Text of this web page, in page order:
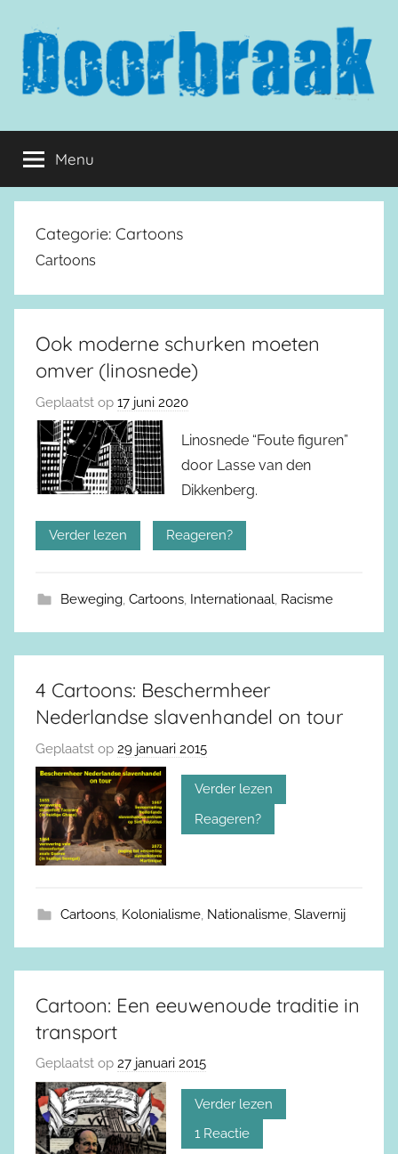
inhoud
springen
Doorbraak.eu
Menu
Categorie: Cartoons
Cartoons
Ook moderne schurken moeten
omver (linosnede)
Geplaatst op 17 juni 2020
Linosnede “Foute figuren”
door Lasse van den
Dikkenberg.
Verder lezen Reageren?
Beweging, Cartoons, Internationaal, Racisme
4 Cartoons: Beschermheer
Nederlandse slavenhandel on tour
Geplaatst op 29 januari 2015
Verder lezen
Reageren?
Cartoons, Kolonialisme, Nationalisme, Slavernij
Cartoon: Een eeuwenoude traditie in
transport
Geplaatst op 27 januari 2015
Verder lezen
1 Reactie